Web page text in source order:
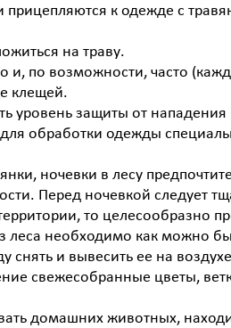
прицепляются к одежде с
на траву.
и, по возможности, часто
клещей.
уровень защиты от
обработки одежды
ночевки в лесу
Перед ночевкой следует
то целесообразно
леса необходимо как можно
и вывесить ее на
свежесобранные цветы,
домашних животных,